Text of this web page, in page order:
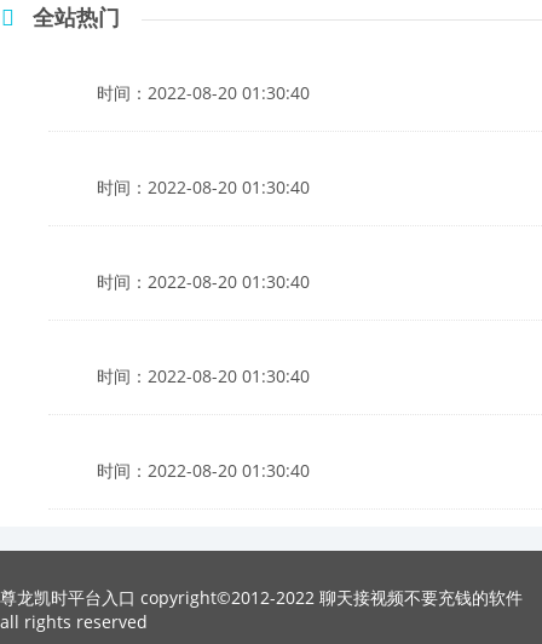
全站热门
时间：2022-08-20 01:30:40
时间：2022-08-20 01:30:40
时间：2022-08-20 01:30:40
时间：2022-08-20 01:30:40
时间：2022-08-20 01:30:40
尊龙凯时平台入口 copyright©2012-2022 聊天接视频不要充钱的软件
all rights reserved